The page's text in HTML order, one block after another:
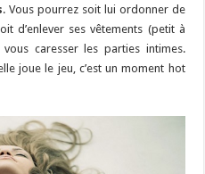
. Vous pourrez soit lui ordonner de
d’enlever ses vêtements (petit à
caresser les parties intimes.
joue le jeu, c’est un moment hot